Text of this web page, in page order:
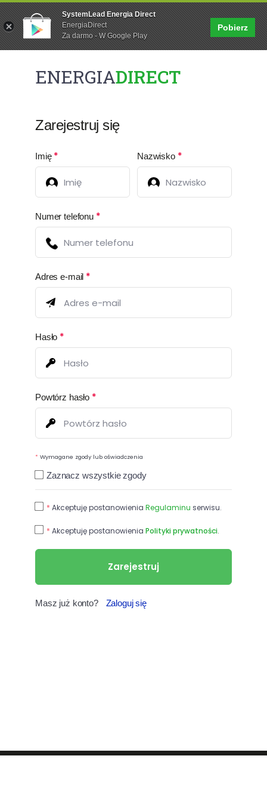
SystemLead Energia Direct
EnergiaDirect
Za darmo - W Google Play
Pobierz
ENERGIADIRECT
Zarejestruj się
Imię* Nazwisko*
Numer telefonu*
Adres e-mail *
Hasło *
Powtórz hasło *
* Wymagane zgody lub oświadczenia
Zaznacz wszystkie zgody
* Akceptuję postanowienia Regulaminu serwisu.
* Akceptuję postanowienia Polityki prywatności.
Zarejestruj
Masz już konto? Zaloguj się
PL | EN